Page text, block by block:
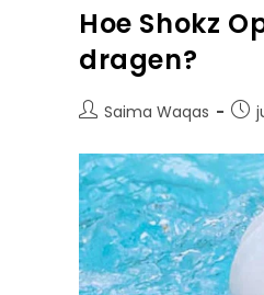
Hoe Shokz
dragen?
Saima Waqas